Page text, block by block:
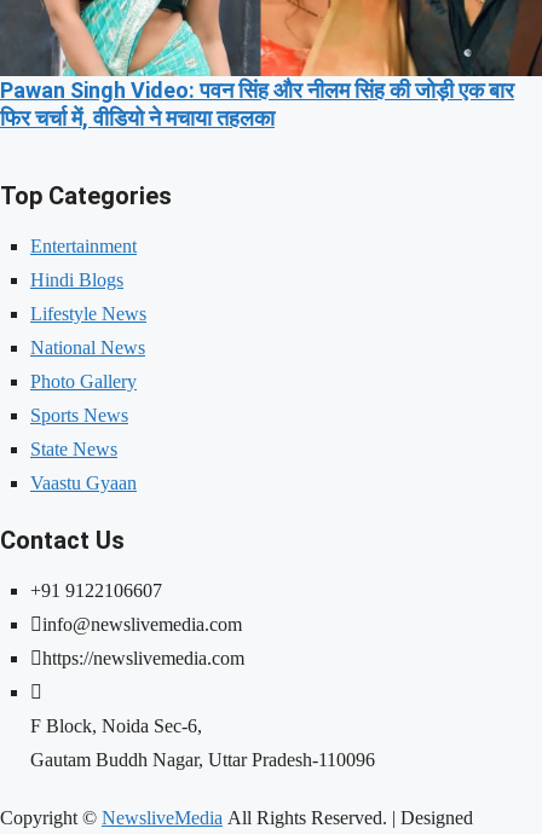
Pawan Singh Video: पवन सिंह और नीलम सिंह की जोड़ी एक बार
फिर चर्चा में, वीडियो ने मचाया तहलका
Top Categories
Entertainment
Hindi Blogs
Lifestyle News
National News
Photo Gallery
Sports News
State News
Vaastu Gyaan
Contact Us
+91 9122106607
info@newslivemedia.com
https://newslivemedia.com
F Block, Noida Sec-6,
Gautam Buddh Nagar, Uttar Pradesh-110096
Copyright © NewsliveMedia All Rights Reserved. | Designed